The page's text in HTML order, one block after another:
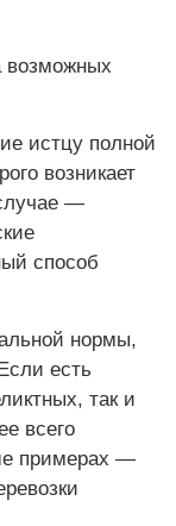
возможных
истцу полной
возникает
—
способ
нормы,
есть
так и
всего
примерах —